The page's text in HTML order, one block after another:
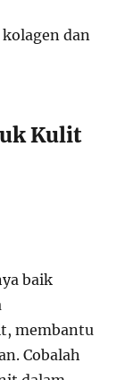
dan
Kulit
baik
membantu
Cobalah